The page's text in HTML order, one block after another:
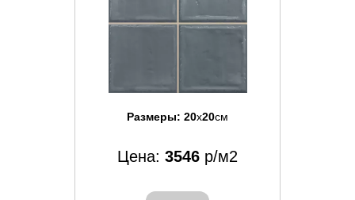
Размеры: 20x20см
Цена: 3546 р/м2